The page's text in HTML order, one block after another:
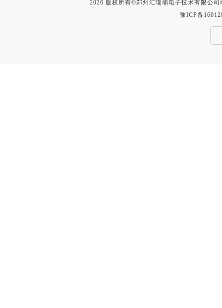
2026 版权所有©郑州汇瑞埔电子技术有限公
豫ICP备